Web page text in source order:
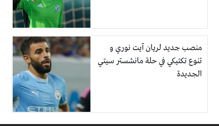
منصب جديد لريان آيت نوري و
تنوع تكتيكي في حلة مانشستر سيتي
الجديدة